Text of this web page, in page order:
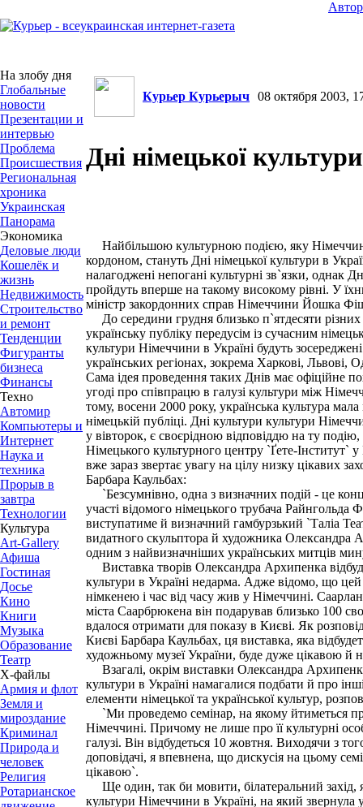
На злобу дня
Глобальные
новости
Презентации и
интервью
Проблема
Происшествия
Региональная
хроника
Украинская
Панорама
Экономика
Деловые люди
Кошелёк и
жизнь
Недвижимость
Строительство
и ремонт
Тенденции
Фигуранты
бизнеса
Финансы
Техно
Автомир
Компьютеры и
Интернет
Наука и
техника
Прорыв в
завтра
Технологии
Культура
Art-Gallery
Афиша
Гостиная
Досье
Кино
Книги
Музыка
Образование
Театр
Х-файлы
Армия и флот
Земля и
мироздание
Криминал
Природа и
человек
Религия
Ротарианское
Курьер Курьерыч 08 октября 2003,
Дні німецької
Найбільшою культурною подією, яку
кордоном, стануть Дні німецької культури в
налагоджені непогані культурні зв`язки, однак
пройдуть вперше на такому високому рівні. У
міністр закордонних справ Німеччини Йошка
До середини грудня близько п`ятдесяти різних
українську публіку передусім із сучасним
культури Німеччини в Україні будуть
українських регіонах, зокрема Харкові, Львові,
Сама ідея проведення таких Днів має офіційне
угоді про співпрацю в галузі культури між
тому, восени 2000 року, українська культура
німецькій публіці. Дні культури культури
у вівторок, є своєрідною відповіддю на ту подію,
Німецького культурного центру `Ґете-Інститут`
вже зараз звертає увагу на цілу низку цікавих
Барбара Каульбах:
`Безсумнівно, одна з визначних подій - це
участі відомого німецького трубача Райнгольда
виступатиме й визначний гамбурзький `Таліа
видатного скульптора й художника Олександра
одним з найвизначніших українських митців
Виставка творів Олександра Архипенка
культури в Україні недарма. Адже відомо, що
німкенею і час від часу жив у Німеччині.
міста Саарбрюкена він подарував близько 100
вдалося отримати для показу в Києві. Як
Києві Барбара Каульбах, ця виставка, яка
художньому музеї України, буде дуже цікавою й
Взагалі, окрім виставки Олександра
культури в Україні намагалися подбати й про
елементи німецької та української культур,
`Ми проведемо семінар, на якому йтиметься
Німеччині. Причому не лише про її культурні
галузі. Він відбудеться 10 жовтня. Виходячи з
доповідачі, я впевнена, що дискусія на цьому
цікавою`.
Ще один, так би мовити, білатеральний захід,
культури Німеччини в Україні, на який звернула